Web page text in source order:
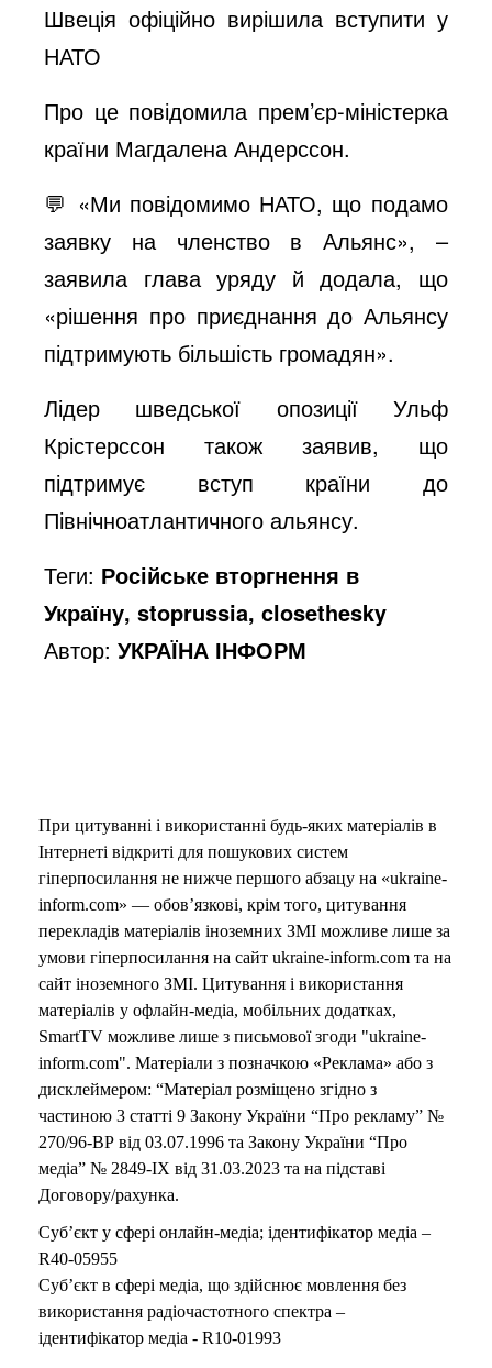
Швеція офіційно вирішила вступити у
НАТО
Про це повідомила прем’єр-міністерка
країни Магдалена Андерссон.
💬 «Ми повідомимо НАТО, що подамо
заявку на членство в Альянс», –
заявила глава уряду й додала, що
«рішення про приєднання до Альянсу
підтримують більшість громадян».
Лідер шведської опозиції Ульф
Крістерссон також заявив, що
підтримує вступ країни до
Північноатлантичного альянсу.
Теги: Російське вторгнення в
Україну, stoprussia, closethesky
Автор:УКРАЇНА ІНФОРМ
При цитуванні і використанні будь-яких матеріалів в
Інтернеті відкриті для пошукових систем
гіперпосилання не нижче першого абзацу на «ukraine-
inform.com» — обов’язкові, крім того, цитування
перекладів матеріалів іноземних ЗМІ можливе лише за
умови гіперпосилання на сайт ukraine-inform.com та на
сайт іноземного ЗМІ. Цитування і використання
матеріалів у офлайн-медіа, мобільних додатках,
SmartTV можливе лише з письмової згоди "ukraine-
inform.com". Матеріали з позначкою «Реклама» або з
дисклеймером: “Матеріал розміщено згідно з
частиною 3 статті 9 Закону України “Про рекламу” №
270/96-ВР від 03.07.1996 та Закону України “Про
медіа” № 2849-IX від 31.03.2023 та на підставі
Договору/рахунка.
Суб’єкт у сфері онлайн-медіа; ідентифікатор медіа –
R40-05955
Суб’єкт в сфері медіа, що здійснює мовлення без
використання радіочастотного спектра –
ідентифікатор медіа - R10-01993